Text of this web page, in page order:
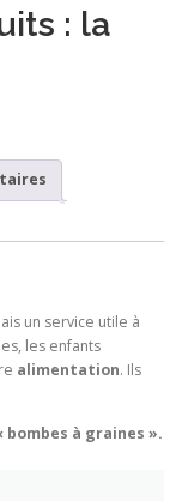
: la
un service utile à
les enfants
alimentation. Ils
bombes à graines ».